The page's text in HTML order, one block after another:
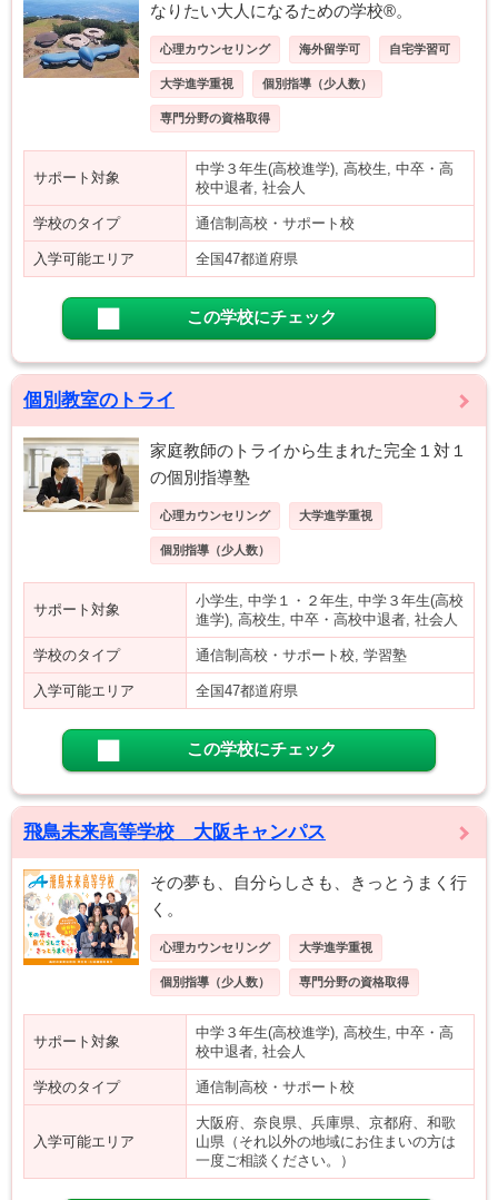
なりたい大人になるための学校®。
心理カウンセリング 海外留学可 自宅学習可
大学進学重視 個別指導（少人数）
専門分野の資格取得
サポート対象
中学３年生(高校進学), 高校生, 中卒・高
校中退者, 社会人
学校のタイプ 通信制高校・サポート校
入学可能エリア 全国47都道府県
この学校にチェック
個別教室のトライ
家庭教師のトライから生まれた完全１対１
の個別指導塾
心理カウンセリング 大学進学重視
個別指導（少人数）
サポート対象
小学生, 中学１・２年生, 中学３年生(高校
進学), 高校生, 中卒・高校中退者, 社会人
学校のタイプ 通信制高校・サポート校, 学習塾
入学可能エリア 全国47都道府県
この学校にチェック
飛鳥未来高等学校 大阪キャンパス
その夢も、自分らしさも、きっとうまく行
く。
心理カウンセリング 大学進学重視
個別指導（少人数） 専門分野の資格取得
サポート対象
中学３年生(高校進学), 高校生, 中卒・高
校中退者, 社会人
学校のタイプ 通信制高校・サポート校
入学可能エリア
大阪府、奈良県、兵庫県、京都府、和歌
山県（それ以外の地域にお住まいの方は
一度ご相談ください。）